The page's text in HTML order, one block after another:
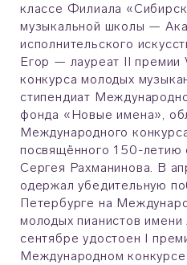
классе Филиала
музыкальной школы —
исполнительского
Егор — лауреат II премии
конкурса молодых
стипендиат
фонда «Новые имена»,
Международного
посвящённого 150-летию
Сергея Рахманинова. В
одержал убедительную
Петербурге на
молодых пианистов
сентябре удостоен I
Международном